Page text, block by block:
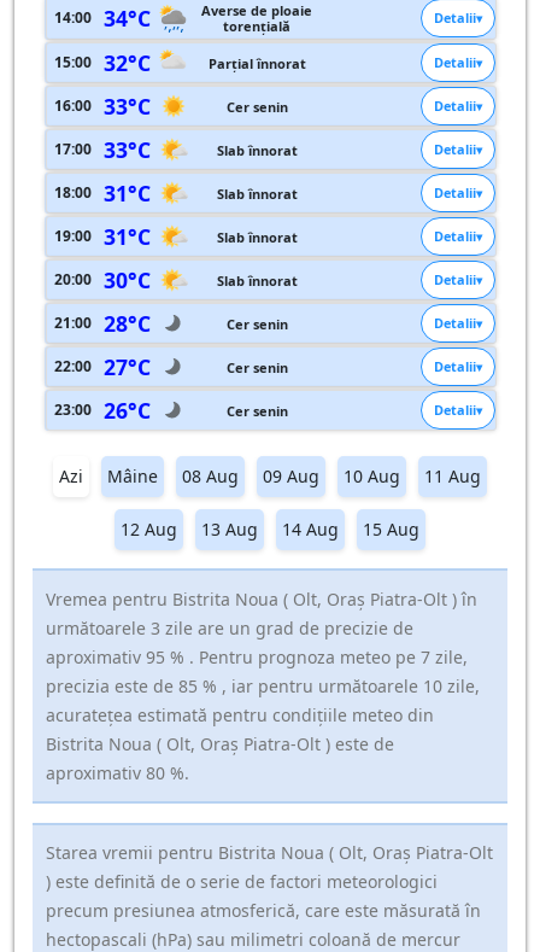
14:00 34°C
Averse de ploaie
torențială
Detalii
15:00 32°C Parțial înnorat Detalii
16:00 33°C Cer senin Detalii
17:00 33°C Slab înnorat Detalii
18:00 31°C Slab înnorat Detalii
19:00 31°C Slab înnorat Detalii
20:00 30°C Slab înnorat Detalii
21:00 28°C Cer senin Detalii
22:00 27°C Cer senin Detalii
23:00 26°C Cer senin Detalii
Azi Mâine 08 Aug 09 Aug 10 Aug 11 Aug
12 Aug 13 Aug 14 Aug 15 Aug
Vremea pentru Bistrita Noua ( Olt, Oraş Piatra-Olt ) în
următoarele 3 zile are un grad de precizie de
aproximativ 95 % . Pentru prognoza meteo pe 7 zile,
precizia este de 85 % , iar pentru următoarele 10 zile,
acuratețea estimată pentru condițiile meteo din
Bistrita Noua ( Olt, Oraş Piatra-Olt ) este de
aproximativ 80 %.
Starea vremii pentru Bistrita Noua ( Olt, Oraş Piatra-Olt
) este definită de o serie de factori meteorologici
precum presiunea atmosferică, care este măsurată în
hectopascali (hPa) sau milimetri coloană de mercur